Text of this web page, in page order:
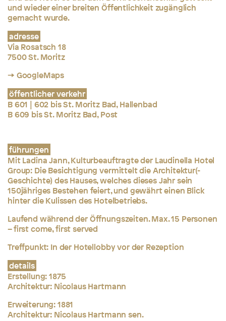
und wieder einer breiten Öffentlichkeit zugänglich
gemacht wurde.
adresse
Via Rosatsch 18
7500 St. Moritz
→ GoogleMaps
öffentlicher verkehr
B 601 | 602 bis St. Moritz Bad, Hallenbad
B 609 bis St. Moritz Bad, Post
führungen
Mit Ladina Jann, Kulturbeauftragte der Laudinella Hotel
Group: Die Besichtigung vermittelt die Architektur(-
Geschichte) des Hauses, welches dieses Jahr sein
150jähriges Bestehen feiert, und gewährt einen Blick
hinter die Kulissen des Hotelbetriebs.
Laufend während der Öffnungszeiten. Max. 15 Personen
– first come, first served
Treffpunkt: In der Hotellobby vor der Rezeption
details
Erstellung: 1875
Architektur: Nicolaus Hartmann
Erweiterung: 1881
Architektur: Nicolaus Hartmann sen.